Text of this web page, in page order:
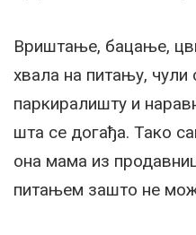
Вриштање, бацање,
хвала на питању,
паркиралишту и
шта се догађа. Тако
она мама из
питањем зашто не